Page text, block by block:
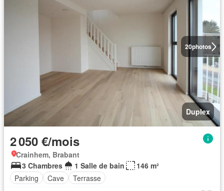
20photos
Duplex
2 050 €/mois
Crainhem, Brabant
3 Chambres
1 Salle de bain
146 m²
Parking
Cave Terrasse